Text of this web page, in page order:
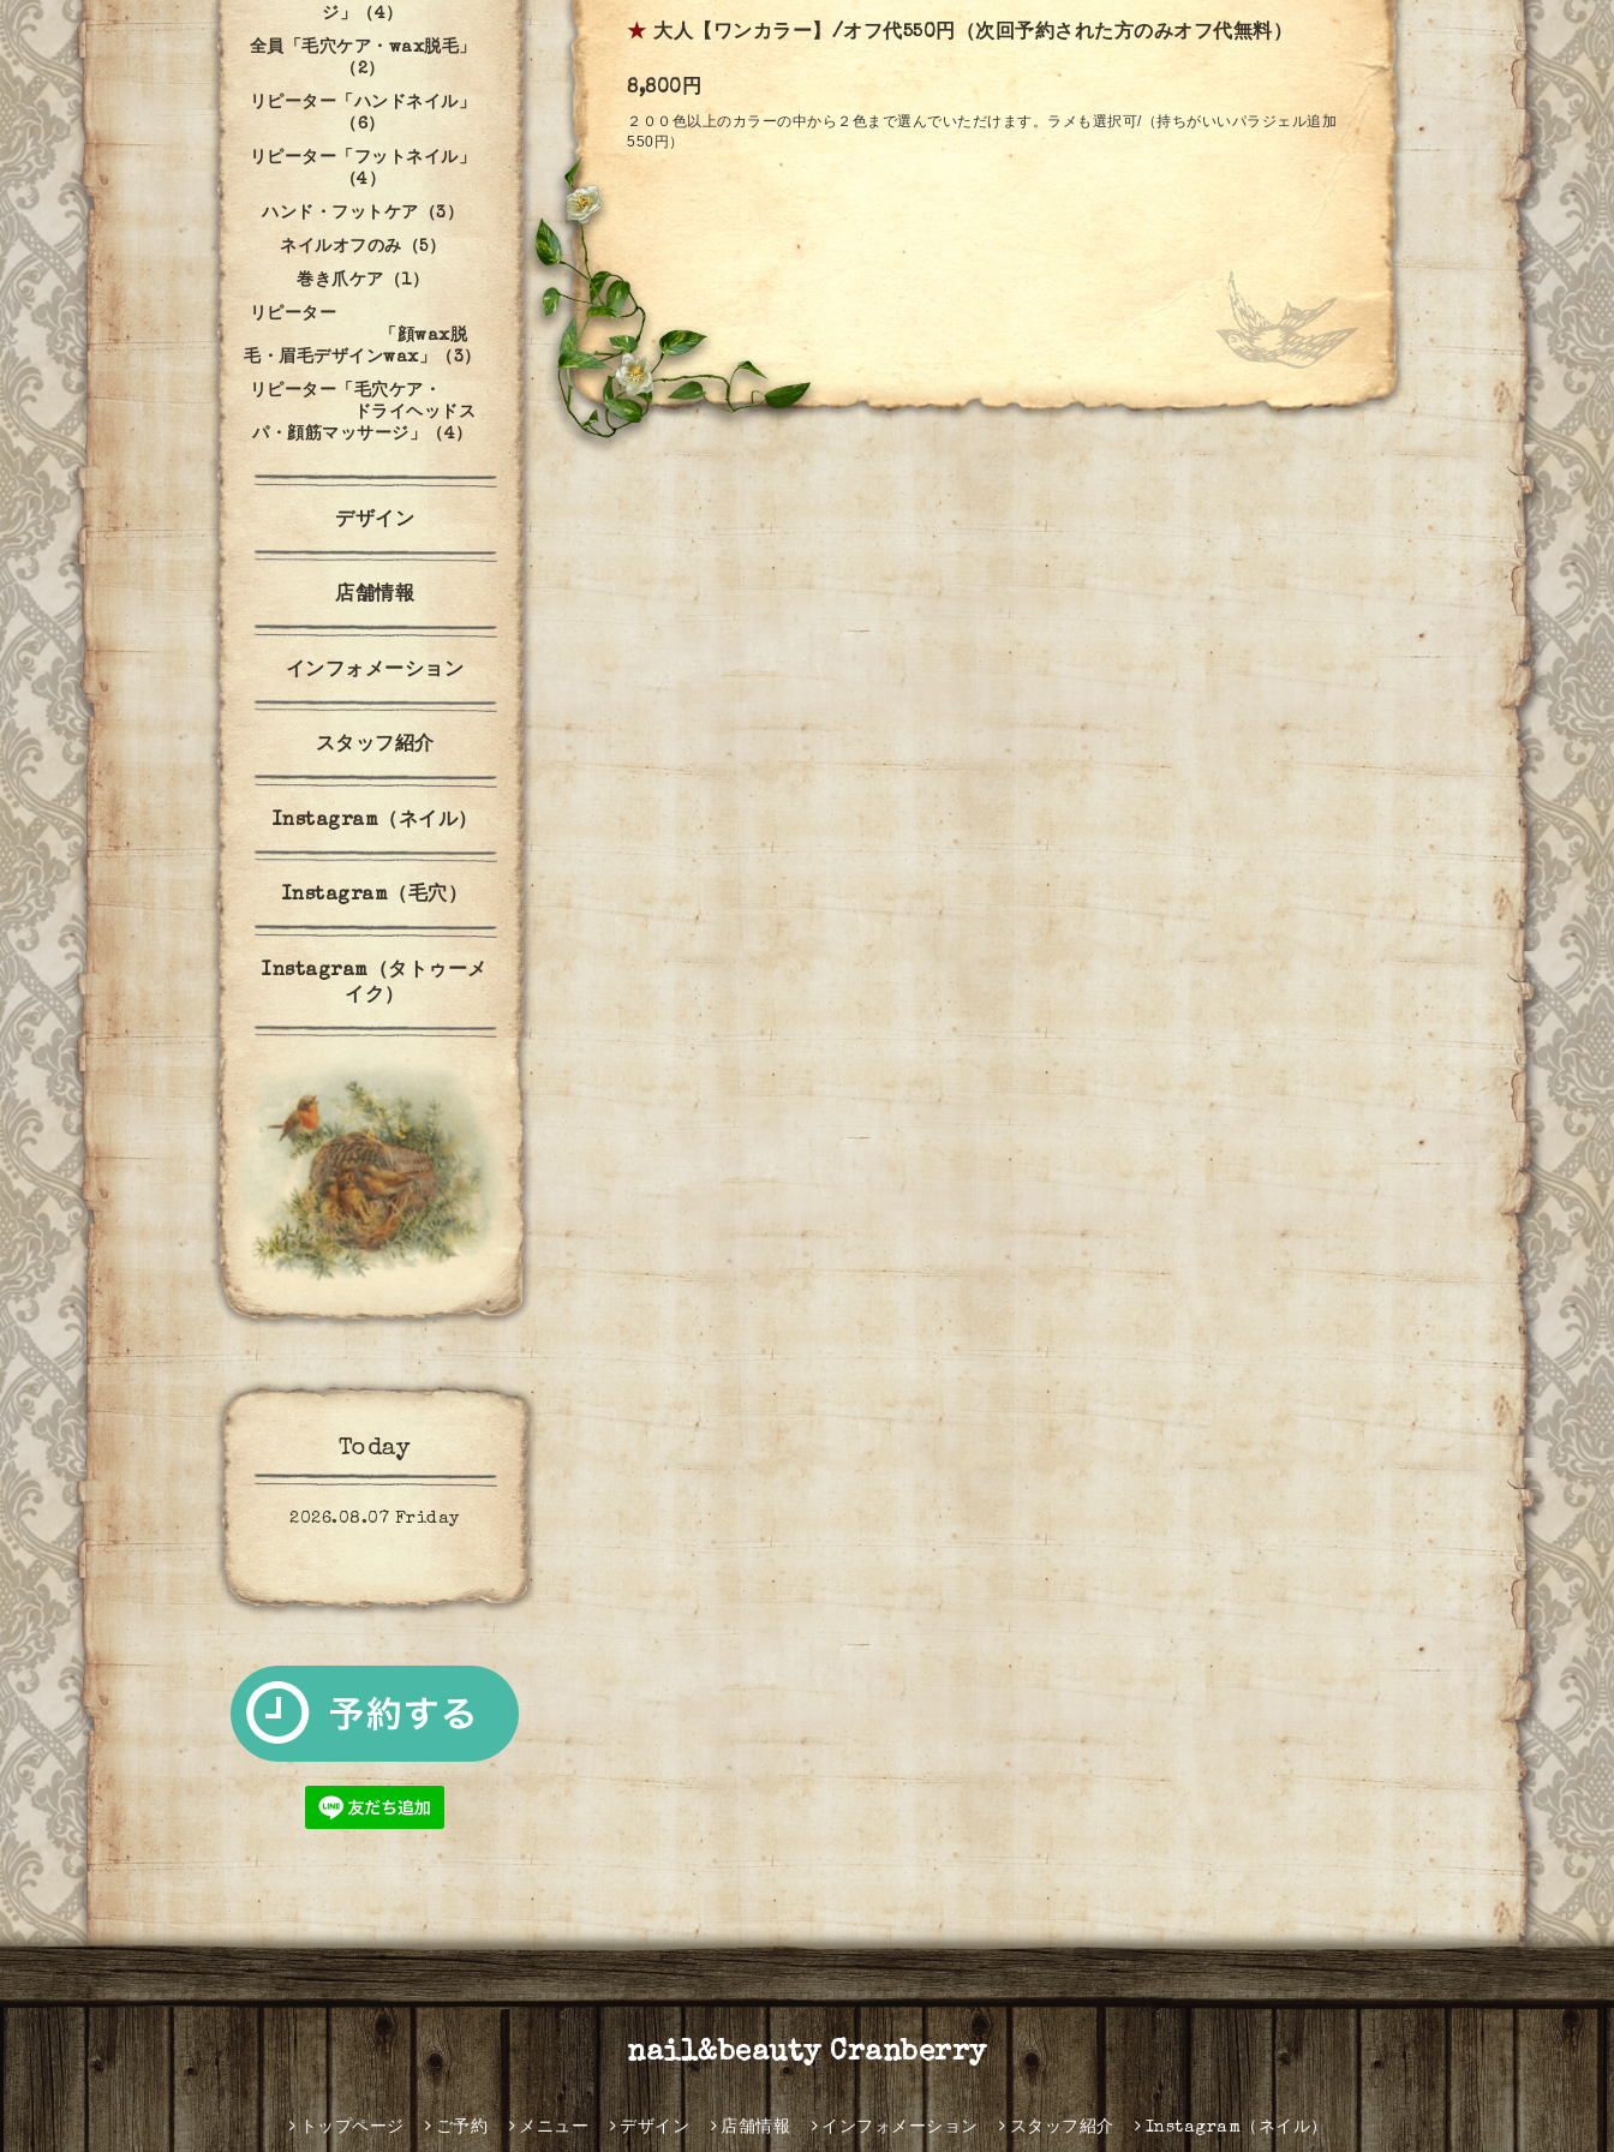
★ 大人【ワンカラー】/オフ代550円（次回予約された方のみオフ代無料）
8,800円
２００色以上のカラーの中から２色まで選んでいただけます。ラメも選択可/（持ちがいいパラジェル追加
550円）
ジ」（4）
全員「毛穴ケア・wax脱毛」
（2）
リピーター「ハンドネイル」
（6）
リピーター「フットネイル」
（4）
ハンド・フットケア（3）
ネイルオフのみ（5）
巻き爪ケア（1）
リピーター
「顔wax脱
毛・眉毛デザインwax」（3）
リピーター「毛穴ケア・
ドライヘッドス
パ・顔筋マッサージ」（4）
デザイン
店舗情報
インフォメーション
スタッフ紹介
Instagram（ネイル）
Instagram（毛穴）
Instagram（タトゥーメ
イク）
Today
2026.08.07 Friday
nail&beauty Cranberry
トップページ ご予約 メニュー デザイン 店舗情報 インフォメーション スタッフ紹介 Instagram（ネイル）